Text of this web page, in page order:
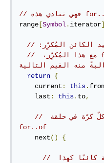
range [Symbol. iterator]
الكائن المُكرِّر:
// ‫‏2. بعد ذلك تعمل for..of مع هذا المُكرِّر،
منه القيم التالية
return {
    current
: this.
    last
: this. to,
// ‫‏3. يُستدعى next()‎ في كلّ كرّة في حلقة
for..of
    next
() {
// ‫‏4. يجب أن يُعيد القيمة كائنًا كهذا